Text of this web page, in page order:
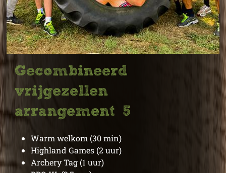
Gecombineerd
vrijgezellen
arrangement 5
Warm welkom (30 min)
Highland Games (2 uur)
Archery Tag (1 uur)